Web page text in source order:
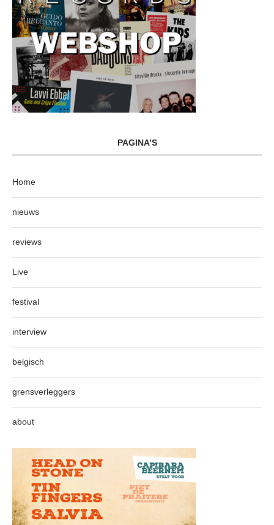
PAGINA’S
Home
nieuws
reviews
Live
festival
interview
belgisch
grensverleggers
about